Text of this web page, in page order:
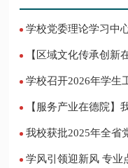
学校党委理论学习中
学校召开2026年学生
我校获批2025年全省党校（行政学院）系统课题立
学风引领迎新风 专业点亮迎新点——德州学院2024